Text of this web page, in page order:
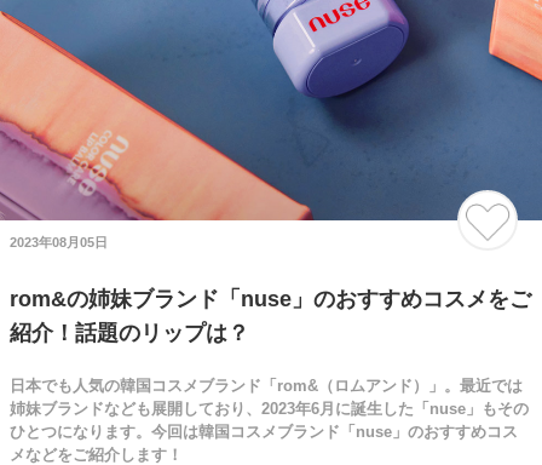
2023年08月05日
rom&の姉妹ブランド「nuse」のおすすめコスメをご
紹介！話題のリップは？
日本でも人気の韓国コスメブランド「rom&（ロムアンド）」。最近では
姉妹ブランドなども展開しており、2023年6月に誕生した「nuse」もその
ひとつになります。今回は韓国コスメブランド「nuse」のおすすめコス
メなどをご紹介します！